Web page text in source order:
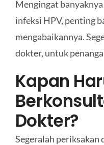
Mengingat
infeksi HPV, penting
mengabaikannya.
dokter, untuk
Kapan
Dokter?
Segeralah periksakan